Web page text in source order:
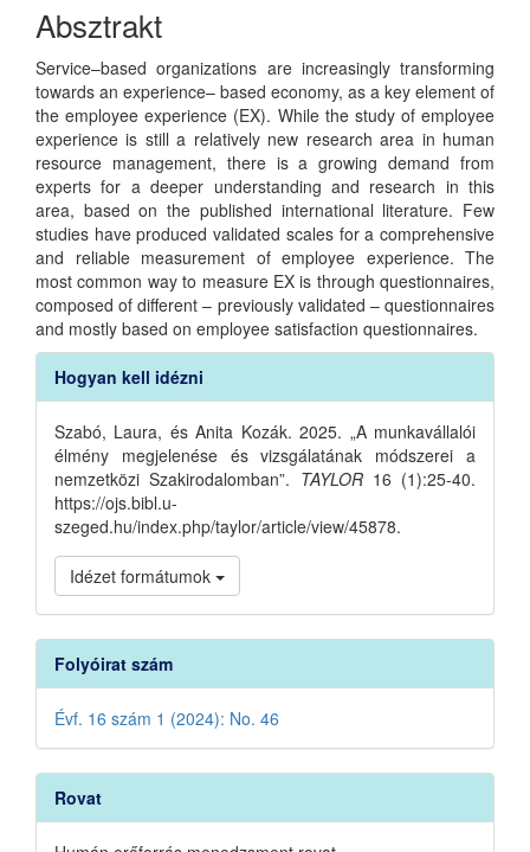
Absztrakt
Service–based organizations are increasingly transforming
towards an experience– based economy, as a key element of
the employee experience (EX). While the study of employee
experience is still a relatively new research area in human
resource management, there is a growing demand from
experts for a deeper understanding and research in this
area, based on the published international literature. Few
studies have produced validated scales for a comprehensive
and reliable measurement of employee experience. The
most common way to measure EX is through questionnaires,
composed of different – previously validated – questionnaires
and mostly based on employee satisfaction questionnaires.
Article
Details
Hogyan kell idézni
Szabó, Laura, és Anita Kozák. 2025. „A munkavállalói
élmény megjelenése és vizsgálatának módszerei a
nemzetközi Szakirodalomban”. TAYLOR16 (1):25-40.
https://ojs.bibl.u-
szeged.hu/index.php/taylor/article/view/45878.
Idézet formátumok
Folyóirat szám
Évf. 16 szám 1 (2024): No. 46
Rovat